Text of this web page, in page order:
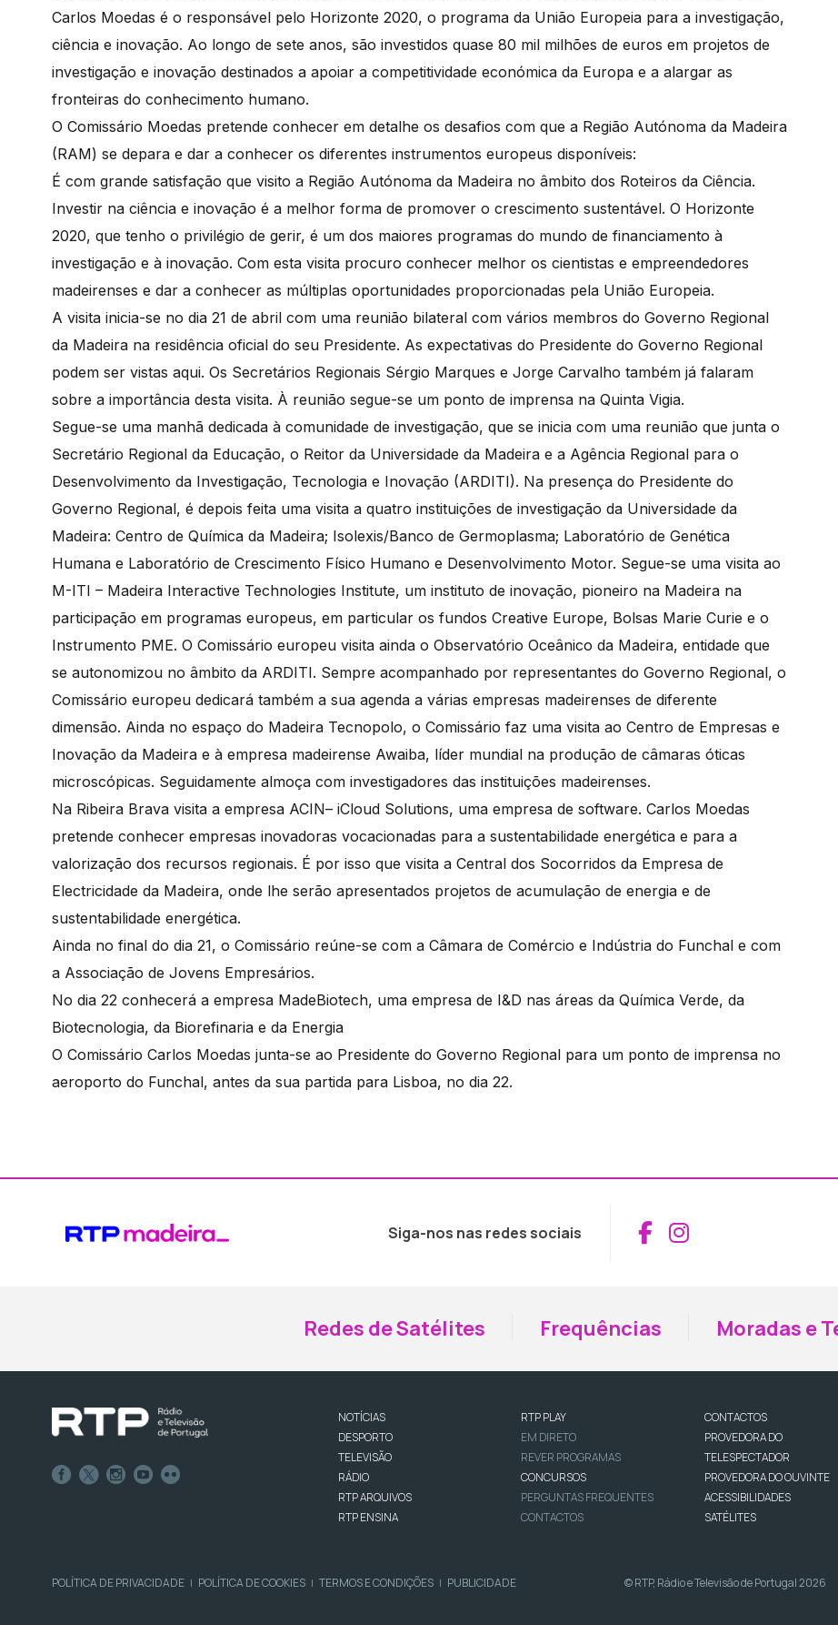
Carlos Moedas é o responsável pelo Horizonte 2020, o programa da União Europeia para a investigação,
ciência e inovação. Ao longo de sete anos, são investidos quase 80 mil milhões de euros em projetos de
investigação e inovação destinados a apoiar a competitividade económica da Europa e a alargar as
fronteiras do conhecimento humano.
O Comissário Moedas pretende conhecer em detalhe os desafios com que a Região Autónoma da Madeira
(RAM) se depara e dar a conhecer os diferentes instrumentos europeus disponíveis:
É com grande satisfação que visito a Região Autónoma da Madeira no âmbito dos Roteiros da Ciência.
Investir na ciência e inovação é a melhor forma de promover o crescimento sustentável. O Horizonte
2020, que tenho o privilégio de gerir, é um dos maiores programas do mundo de financiamento à
investigação e à inovação. Com esta visita procuro conhecer melhor os cientistas e empreendedores
madeirenses e dar a conhecer as múltiplas oportunidades proporcionadas pela União Europeia.
A visita inicia-se no dia 21 de abril com uma reunião bilateral com vários membros do Governo Regional
da Madeira na residência oficial do seu Presidente. As expectativas do Presidente do Governo Regional
podem ser vistas aqui. Os Secretários Regionais Sérgio Marques e Jorge Carvalho também já falaram
sobre a importância desta visita. À reunião segue-se um ponto de imprensa na Quinta Vigia.
Segue-se uma manhã dedicada à comunidade de investigação, que se inicia com uma reunião que junta o
Secretário Regional da Educação, o Reitor da Universidade da Madeira e a Agência Regional para o
Desenvolvimento da Investigação, Tecnologia e Inovação (ARDITI). Na presença do Presidente do
Governo Regional, é depois feita uma visita a quatro instituições de investigação da Universidade da
Madeira: Centro de Química da Madeira; Isolexis/Banco de Germoplasma; Laboratório de Genética
Humana e Laboratório de Crescimento Físico Humano e Desenvolvimento Motor. Segue-se uma visita ao
M-ITI – Madeira Interactive Technologies Institute, um instituto de inovação, pioneiro na Madeira na
participação em programas europeus, em particular os fundos Creative Europe, Bolsas Marie Curie e o
Instrumento PME. O Comissário europeu visita ainda o Observatório Oceânico da Madeira, entidade que
se autonomizou no âmbito da ARDITI. Sempre acompanhado por representantes do Governo Regional, o
Comissário europeu dedicará também a sua agenda a várias empresas madeirenses de diferente
dimensão. Ainda no espaço do Madeira Tecnopolo, o Comissário faz uma visita ao Centro de Empresas e
Inovação da Madeira e à empresa madeirense Awaiba, líder mundial na produção de câmaras óticas
microscópicas. Seguidamente almoça com investigadores das instituições madeirenses.
Na Ribeira Brava visita a empresa ACIN– iCloud Solutions, uma empresa de software. Carlos Moedas
pretende conhecer empresas inovadoras vocacionadas para a sustentabilidade energética e para a
valorização dos recursos regionais. É por isso que visita a Central dos Socorridos da Empresa de
Electricidade da Madeira, onde lhe serão apresentados projetos de acumulação de energia e de
sustentabilidade energética.
Ainda no final do dia 21, o Comissário reúne-se com a Câmara de Comércio e Indústria do Funchal e com
a Associação de Jovens Empresários.
No dia 22 conhecerá a empresa MadeBiotech, uma empresa de I&D nas áreas da Química Verde, da
Biotecnologia, da Biorefinaria e da Energia
O Comissário Carlos Moedas junta-se ao Presidente do Governo Regional para um ponto de imprensa no
aeroporto do Funchal, antes da sua partida para Lisboa, no dia 22.
Siga-nos nas redes sociais Aceder ao
Aceder ao
Redes de Satélites Frequências Moradas e
NOTÍCIAS
DESPORTO
TELEVISÃO
RÁDIO
RTP ARQUIVOS
RTP ENSINA
RTP PLAY
EM DIRETO
REVER PROGRAMAS
CONCURSOS
PERGUNTAS FREQUENTES
CONTACTOS
CONTACTOS
PROVEDORA DO
TELESPECTADOR
PROVEDORA DO OUVINTE
ACESSIBILIDADES
SATÉLITES
POLÍTICA DE PRIVACIDADE | POLÍTICA DE COOKIES | TERMOS E CONDIÇÕES | PUBLICIDADE © RTP, Rádio e Televisão de Portugal 2026